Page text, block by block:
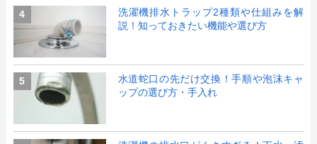
4
洗濯機排水トラップ2種類や仕組みを解
説！知っておきたい機能や選び方
5
水道蛇口の先だけ交換！手順や泡沫キャ
ップの選び方・手入れ